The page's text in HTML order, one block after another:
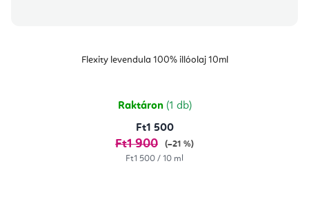
Flexity levendula 100% illóolaj 10ml
Raktáron (1 db)
Ft1 500
Ft1 900
(–21 %)
Egységár:
Ft1 500 / 10 ml